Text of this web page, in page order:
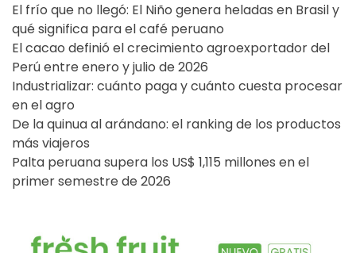
El frío que no llegó: El Niño genera heladas en Brasil y
qué significa para el café peruano
El cacao definió el crecimiento agroexportador del
Perú entre enero y julio de 2026
Industrializar: cuánto paga y cuánto cuesta procesar
en el agro
De la quinua al arándano: el ranking de los productos
más viajeros
Palta peruana supera los US$ 1,115 millones en el
primer semestre de 2026